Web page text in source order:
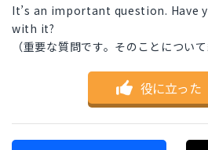
It’s an important question. Have
with it?
（重要な質問です。そのことについ
役に立った